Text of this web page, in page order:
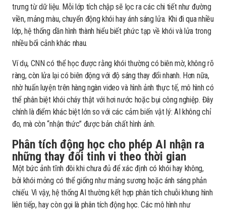
trưng từ dữ liệu. Mỗi lớp tích chập sẽ lọc ra các chi tiết như đường
viền, mảng màu, chuyển động khói hay ánh sáng lửa. Khi đi qua nhiều
lớp, hệ thống dần hình thành hiểu biết phức tạp về khói và lửa trong
nhiều bối cảnh khác nhau.
Ví dụ, CNN có thể học được rằng khói thường có biên mờ, không rõ
ràng, còn lửa lại có biên động với độ sáng thay đổi nhanh. Hơn nữa,
nhờ huấn luyện trên hàng ngàn video và hình ảnh thực tế, mô hình có
thể phân biệt khói cháy thật với hơi nước hoặc bụi công nghiệp. Đây
chính là điểm khác biệt lớn so với các cảm biến vật lý: AI không chỉ
đo, mà còn “nhận thức” được bản chất hình ảnh.
Phân tích động học cho phép AI nhận ra
những thay đổi tinh vi theo thời gian
Một bức ảnh tĩnh đôi khi chưa đủ để xác định có khói hay không,
bởi khói mỏng có thể giống như mảng sương hoặc ánh sáng phản
chiếu. Vì vậy, hệ thống AI thường kết hợp phân tích chuỗi khung hình
liên tiếp, hay còn gọi là phân tích động học. Các mô hình như